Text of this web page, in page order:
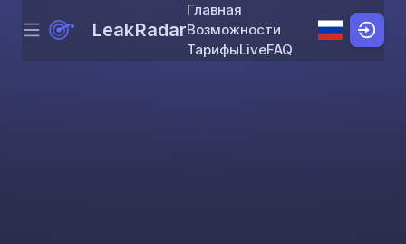
Skip to content
Menu LeakRadar
Главная
Возможности
ТарифыLiveFAQ